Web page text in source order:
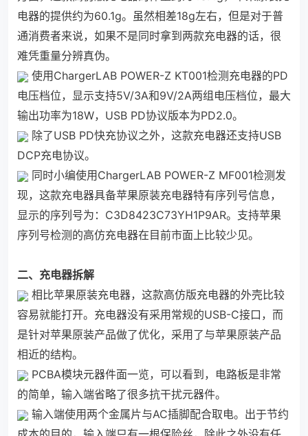
电器的提供约为60.1g。虽然相差18g左右，但是对于普
通消费者来说，如果不是同时拿到两款充电器的话，很
难凭重量分辨真伪。
使用ChargerLAB POWER-Z KT001检测充电器的PD
电压档位，显示支持5V/3A和9V/2A两组电压档位，最大
输出功率为18W，USB PD协议版本为PD2.0。
除了USB PD快充协议之外，这款充电器还支持USB
DCP充电协议。
同时小编使用ChargerLAB POWER-Z MF001检测发
现，这款充电器具备苹果原装充电器特有序列号信息，
显示的序列号为：C3D8423C73YH1P9AR。支持苹果
序列号检测的高仿充电器在目前市面上比较少见。
二、充电器拆解
相比苹果原装充电器，这款高仿版充电器的外壳比较
容易就能打开。充电器没有采用常规的USB-C接口，而
是针对苹果原装产品做了优化，采用了与苹果原装产品
相近的结构。
PCBA模块元器件面一览，可以看到，电路板是非常
的简单，输入端省略了很多抗干扰元器件。
输入端使用两个金属片与AC插脚配合取电。出于节约